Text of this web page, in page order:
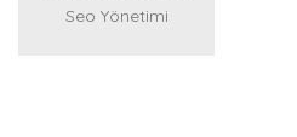
Seo Yönetimi